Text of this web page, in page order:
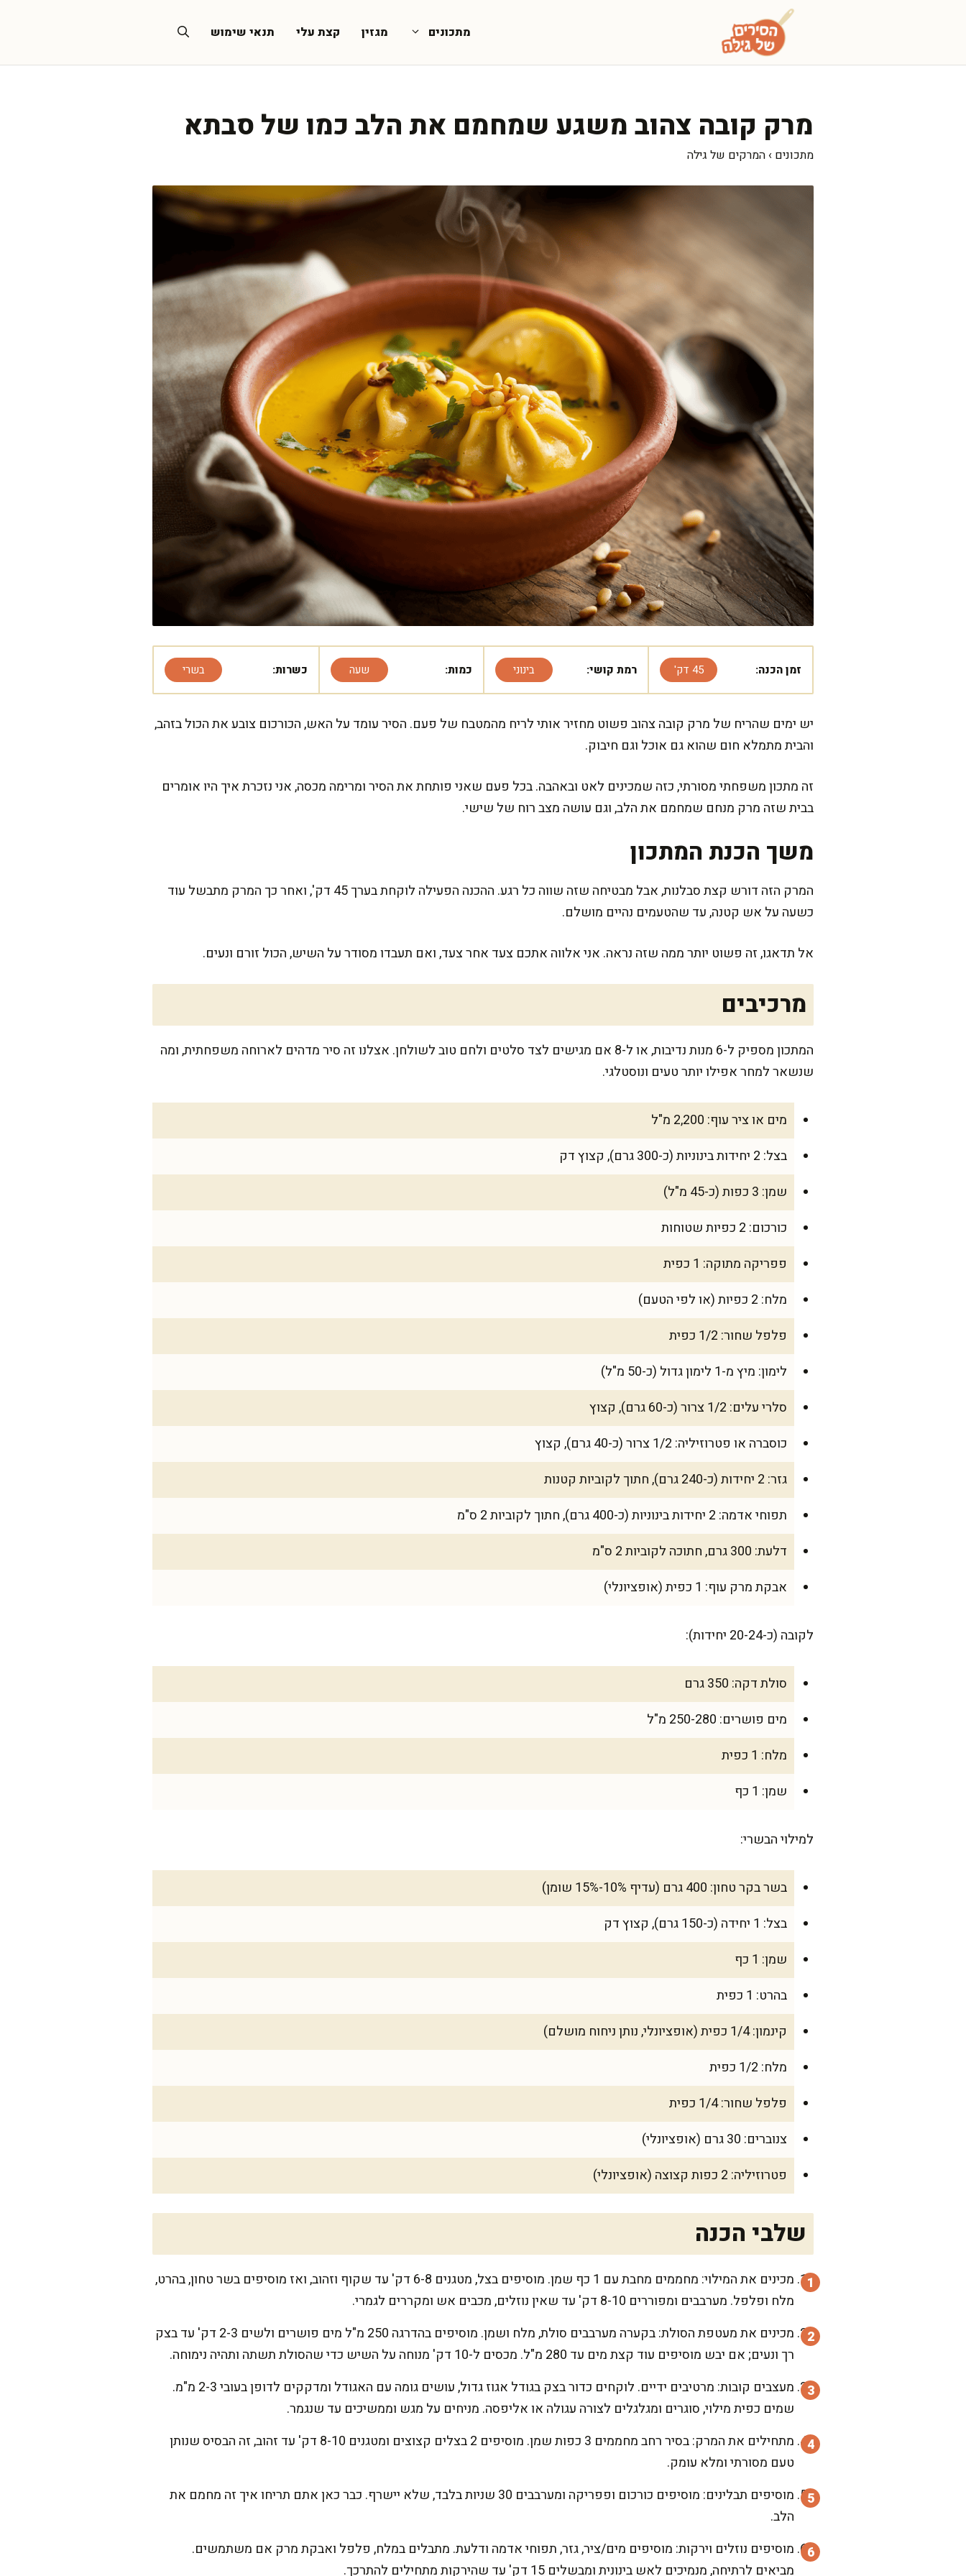
מתכונים מגזין קצת עלי תנאי שימוש
מרק קובה צהוב משגע שמחמם את הלב כמו של סבתא
מתכונים › המרקים של גילה
זמן הכנה: 45 דק' רמת קושי: בינוני כמות: שעה כשרות: בשרי
יש ימים שהריח של מרק קובה צהוב פשוט מחזיר אותי לריח מהמטבח של פעם. הסיר עומד על האש, הכורכום צובע את הכול בזהב,
והבית מתמלא חום שהוא גם אוכל וגם חיבוק.
זה מתכון משפחתי מסורתי, כזה שמכינים לאט ובאהבה. בכל פעם שאני פותחת את הסיר ומרימה מכסה, אני נזכרת איך היו אומרים
בבית שזה מרק מנחם שמחמם את הלב, וגם עושה מצב רוח של שישי.
משך הכנת המתכון
המרק הזה דורש קצת סבלנות, אבל מבטיחה שזה שווה כל רגע. ההכנה הפעילה לוקחת בערך 45 דק', ואחר כך המרק מתבשל עוד
כשעה על אש קטנה, עד שהטעמים נהיים מושלם.
אל תדאגו, זה פשוט יותר ממה שזה נראה. אני אלווה אתכם צעד אחר צעד, ואם תעבדו מסודר על השיש, הכול זורם ונעים.
מרכיבים
המתכון מספיק ל-6 מנות נדיבות, או ל-8 אם מגישים לצד סלטים ולחם טוב לשולחן. אצלנו זה סיר מדהים לארוחה משפחתית, ומה
שנשאר למחר אפילו יותר טעים ונוסטלגי.
מים או ציר עוף: 2,200 מ"ל
בצל: 2 יחידות בינוניות (כ-300 גרם), קצוץ דק
שמן: 3 כפות (כ-45 מ"ל)
כורכום: 2 כפיות שטוחות
פפריקה מתוקה: 1 כפית
מלח: 2 כפיות (או לפי הטעם)
פלפל שחור: 1/2 כפית
לימון: מיץ מ-1 לימון גדול (כ-50 מ"ל)
סלרי עלים: 1/2 צרור (כ-60 גרם), קצוץ
כוסברה או פטרוזיליה: 1/2 צרור (כ-40 גרם), קצוץ
גזר: 2 יחידות (כ-240 גרם), חתוך לקוביות קטנות
תפוחי אדמה: 2 יחידות בינוניות (כ-400 גרם), חתוך לקוביות 2 ס"מ
דלעת: 300 גרם, חתוכה לקוביות 2 ס"מ
אבקת מרק עוף: 1 כפית (אופציונלי)
לקובה (כ-20-24 יחידות):
סולת דקה: 350 גרם
מים פושרים: 250-280 מ"ל
מלח: 1 כפית
שמן: 1 כף
למילוי הבשרי:
בשר בקר טחון: 400 גרם (עדיף 10%-15% שומן)
בצל: 1 יחידה (כ-150 גרם), קצוץ דק
שמן: 1 כף
בהרט: 1 כפית
קינמון: 1/4 כפית (אופציונלי, נותן ניחוח מושלם)
מלח: 1/2 כפית
פלפל שחור: 1/4 כפית
צנוברים: 30 גרם (אופציונלי)
פטרוזיליה: 2 כפות קצוצה (אופציונלי)
שלבי הכנה
מכינים את המילוי: מחממים מחבת עם 1 כף שמן. מוסיפים בצל, מטגנים 6-8 דק' עד שקוף וזהוב, ואז מוסיפים בשר טחון, בהרט,
מלח ופלפל. מערבבים ומפוררים 8-10 דק' עד שאין נוזלים, מכבים אש ומקררים לגמרי.
מכינים את מעטפת הסולת: בקערה מערבבים סולת, מלח ושמן. מוסיפים בהדרגה 250 מ"ל מים פושרים ולשים 2-3 דק' עד בצק
רך ונעים; אם יבש מוסיפים עוד קצת מים עד 280 מ"ל. מכסים ל-10 דק' מנוחה על השיש כדי שהסולת תשתה ותהיה נימוחה.
מעצבים קובות: מרטיבים ידיים. לוקחים כדור בצק בגודל אגוז גדול, עושים גומה עם האגודל ומדקקים לדופן בעובי 2-3 מ"מ.
שמים כפית מילוי, סוגרים ומגלגלים לצורה עגולה או אליפסה. מניחים על מגש וממשיכים עד שנגמר.
מתחילים את המרק: בסיר רחב מחממים 3 כפות שמן. מוסיפים 2 בצלים קצוצים ומטגנים 8-10 דק' עד זהוב, זה הבסיס שנותן
טעם מסורתי ומלא עומק.
מוסיפים תבלינים: מוסיפים כורכום ופפריקה ומערבבים 30 שניות בלבד, שלא יישרף. כבר כאן אתם תריחו איך זה מחמם את
הלב.
מוסיפים נוזלים וירקות: מוסיפים מים/ציר, גזר, תפוחי אדמה ודלעת. מתבלים במלח, פלפל ואבקת מרק אם משתמשים.
מביאים לרתיחה, מנמיכים לאש בינונית ומבשלים 15 דק' עד שהירקות מתחילים להתרכך.